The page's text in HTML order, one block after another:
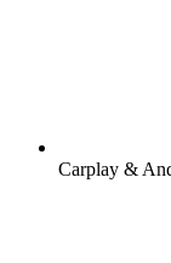
Carplay &